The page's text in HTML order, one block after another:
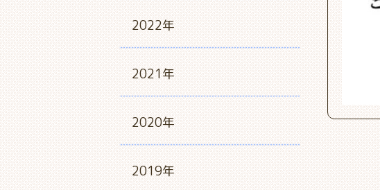
2022年
2021年
2020年
2019年